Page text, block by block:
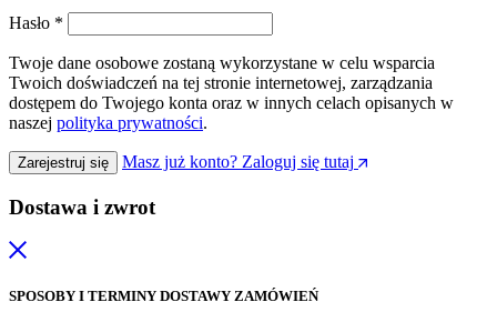
Hasło *
Twoje dane osobowe zostaną wykorzystane w celu wsparcia
Twoich doświadczeń na tej stronie internetowej, zarządzania
dostępem do Twojego konta oraz w innych celach opisanych w
naszej polityka prywatności.
Zarejestruj się Masz już konto? Zaloguj się tutaj
Dostawa i zwrot
SPOSOBY I TERMINY DOSTAWY ZAMÓWIEŃ